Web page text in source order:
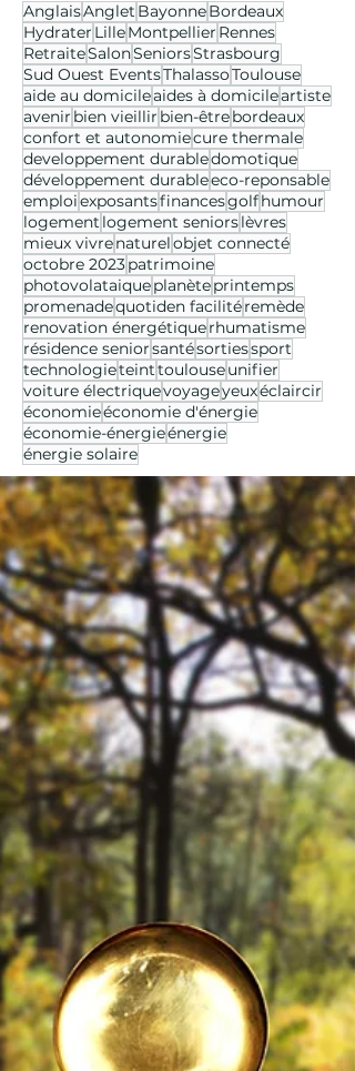
AnglaisAnglet BayonneBordeaux
Hydrater LilleMontpellier Rennes
RetraiteSalonSeniorsStrasbourg
Sud Ouest EventsThalassoToulouse
aide au domicileaides à domicileartiste
avenir bien vieillir bien-êtrebordeaux
confort et autonomiecure thermale
developpement durabledomotique
développement durableeco-reponsable
emploiexposantsfinancesgolfhumour
logement logement seniorslèvres
mieux vivrenaturelobjet connecté
octobre 2023patrimoine
photovolataiqueplanèteprintemps
promenadequotiden facilitéremède
renovation énergétiquerhumatisme
résidence seniorsantésortiessport
technologieteinttoulouseunifier
voiture électriquevoyageyeuxéclaircir
économieéconomie d'énergie
économie-énergieénergie
énergie solaire